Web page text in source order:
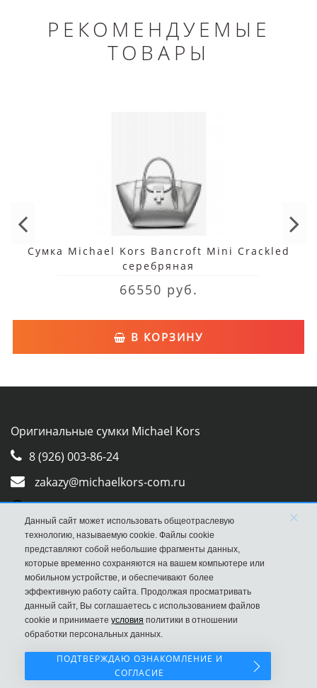
РЕКОМЕНДУЕМЫЕ
ТОВАРЫ
Сумка Michael Kors Bancroft Mini Crackled
серебряная
66550 руб.
В КОРЗИНУ
Оригинальные сумки Michael Kors
8 (926) 003-86-24
zakazy@michaelkors-com.ru
Whatsapp
Viber
Данный сайт может использовать общеотраслевую
технологию, называемую cookie. Файлы cookie
представляют собой небольшие фрагменты данных,
которые временно сохраняются на вашем компьютере или
мобильном устройстве, и обеспечивают более
эффективную работу сайта. Продолжая просматривать
данный сайт, Вы соглашаетесь с использованием файлов
cookie и принимаете условия политики в отношении
обработки персональных данных.
×
ПОДТВЕРЖДАЮ ОЗНАКОМЛЕНИЕ И
СОГЛАСИЕ